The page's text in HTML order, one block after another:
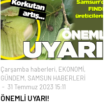
Çarşamba haberleri, EKONOMİ,
GÜNDEM, SAMSUN HABERLERİ
31 Temmuz 2023 15:11
ÖNEMLİ UYARI!